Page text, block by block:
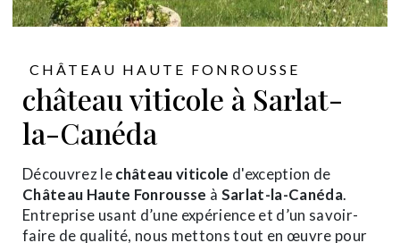
CHÂTEAU HAUTE FONROUSSE
château viticole à Sarlat-
la-Canéda
Découvrez lechâteau viticole d'exception de
Château Haute Fonrousse à Sarlat-la-Canéda.
Entreprise usant d’une expérience et d’un savoir-
faire de qualité, nous mettons tout en œuvre pour